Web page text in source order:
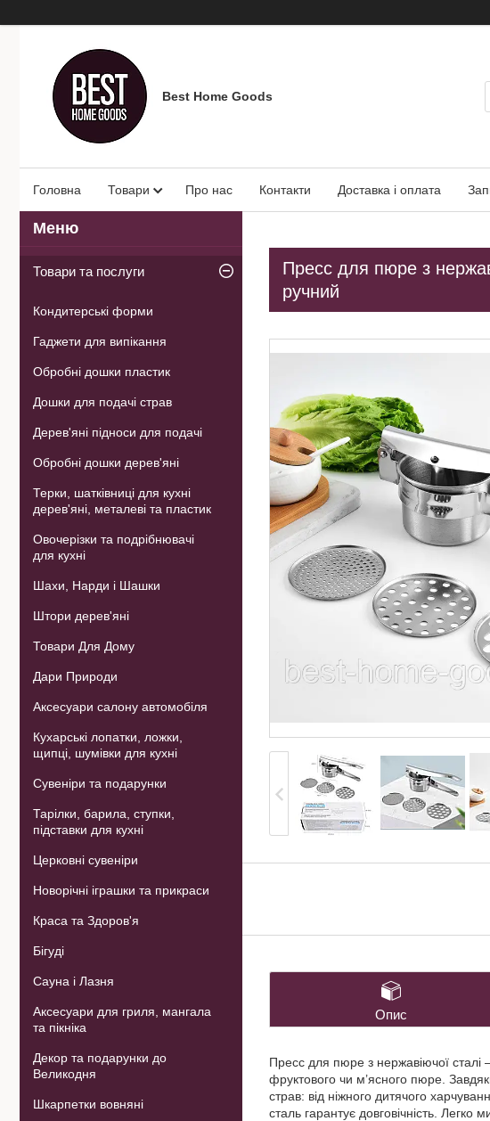
Best Home Goods
Головна Товари Про нас Контакти Доставка і оплата
Пресс для пюре з
ручний
Опис
Пресс для пюре з нержавіючої сталі
фруктового чи м’ясного пюре.
страв: від ніжного дитячого
сталь гарантує довговічність.
Товари та послуги
Кондитерські форми
Гаджети для випікання
Обробні дошки пластик
Дошки для подачі страв
Дерев'яні підноси для подачі
Обробні дошки дерев'яні
Терки, шатківниці для кухні
дерев'яні, металеві та пластик
Овочерізки та подрібнювачі
для кухні
Шахи, Нарди і Шашки
Штори дерев'яні
Товари Для Дому
Дари Природи
Аксесуари салону автомобіля
Кухарські лопатки, ложки,
щипці, шумівки для кухні
Сувеніри та подарунки
Тарілки, барила, ступки,
підставки для кухні
Церковні сувеніри
Новорічні іграшки та прикраси
Краса та Здоров'я
Бігуді
Сауна і Лазня
Аксесуари для гриля, мангала
та пікніка
Декор та подарунки до
Великодня
Шкарпетки вовняні